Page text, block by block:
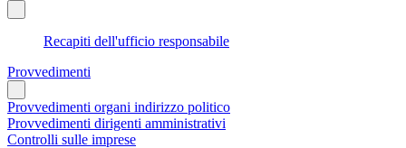
Recapiti dell'ufficio responsabile
Provvedimenti
Provvedimenti organi indirizzo politico
Provvedimenti dirigenti amministrativi
Controlli sulle imprese